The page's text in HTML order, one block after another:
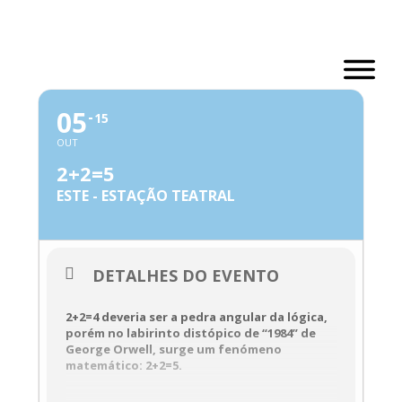
05
OUT
15
2+2=5
ESTE - ESTAÇÃO TEATRAL
DETALHES DO EVENTO
2+2=4 deveria ser a pedra angular da lógica,
porém no labirinto distópico de “1984” de
George Orwell, surge um fenómeno
matemático: 2+2=5.